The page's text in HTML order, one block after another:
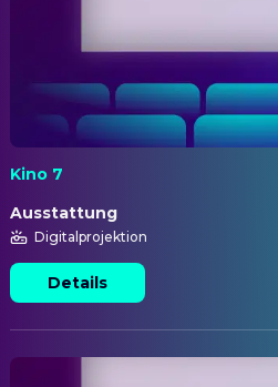
Kino 7
Ausstattung
Digitalprojektion
Details